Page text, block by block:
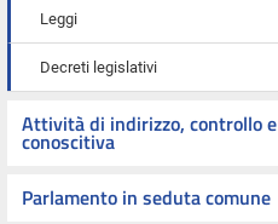
Leggi
Decreti legislativi
Attività di indirizzo, controllo e
conoscitiva
Parlamento in seduta comune